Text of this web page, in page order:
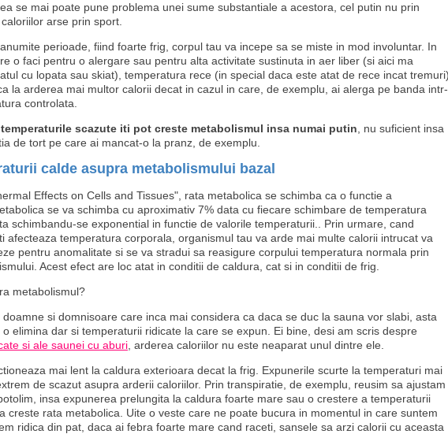
se mai poate pune problema unei sume substantiale a acestora, cel putin nu prin
arse prin sport.
perioade, fiind foarte frig, corpul tau va incepe sa se miste in mod involuntar. In
o faci pentru o alergare sau pentru alta activitate sustinuta in aer liber (si aici ma
cu lopata sau skiat), temperatura rece (in special daca este atat de rece incat
la arderea mai multor calorii decat in cazul in care, de exemplu, ai alerga pe banda intr-
controlata.
temperaturile scazute iti pot creste metabolismul insa numai putin , nu suficient insa
de tort pe care ai mancat-o la pranz, de exemplu.
calde asupra metabolismului bazal
Effects on Cells and Tissues", rata metabolica se schimba ca o functie a
se va schimba cu aproximativ 7% data cu fiecare schimbare de temperatura
schimbandu-se exponential in functie de valorile temperaturii.. Prin urmare, cand
afecteaza temperatura corporala, organismul tau va arde mai multe calorii intrucat va
pentru anomalitate si se va stradui sa reasigure corpului temperatura normala prin
Acest efect are loc atat in conditii de caldura, cat si in conditii de frig.
metabolismul?
si domnisoare care inca mai considera ca daca se duc la sauna vor slabi, asta
elimina dar si temperaturii ridicate la care se expun. Ei bine, desi am scris despre
si ale saunei cu aburi , arderea caloriilor nu este neaparat unul dintre ele.
mai lent la caldura exterioara decat la frig. Expunerile scurte la temperaturi mai
de scazut asupra arderii caloriilor. Prin transpiratie, de exemplu, reusim sa ajustam
insa expunerea prelungita la caldura foarte mare sau o crestere a temperaturii
creste rata metabolica. Uite o veste care ne poate bucura in momentul in care suntem
ridica din pat, daca ai febra foarte mare cand raceti, sansele sa arzi calorii cu aceasta